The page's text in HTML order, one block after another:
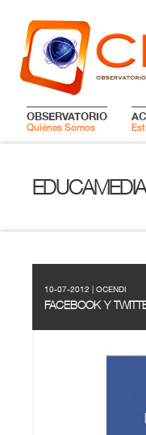
OBSERVATORIO
Quiénes Somos
EDUCAMEDIA
10-07-2012 | OCENDI
FACEBOOK Y